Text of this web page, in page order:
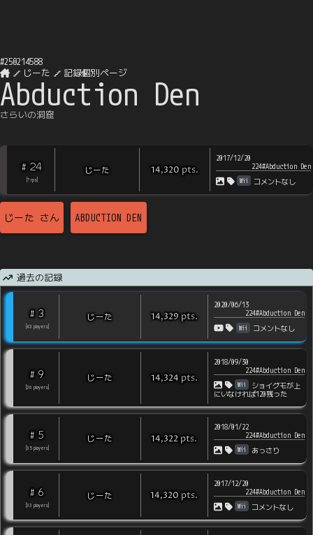
#250214588
じーた
記録個別ページ
Abduction Den
さらいの洞窟
# 24
? rps]
じーた 14,320 pts.
2017/12/20
224#Abduction Den
Wii コメントなし
じーた さん ABDUCTION DEN
過去の記録
# 3
43 players
じーた 14,329 pts.
2020/06/13
224#Abduction Den
Wii コメントなし
# 9
36 players
じーた 14,324 pts.
2018/09/30
224#Abduction Den
Wii
ショイグモが上
にいなければ120残った
# 5
35 players
じーた 14,322 pts.
2018/01/22
224#Abduction Den
Wii あっさり
# 6
33 players
じーた 14,320 pts.
2017/12/20
224#Abduction Den
Wii コメントなし